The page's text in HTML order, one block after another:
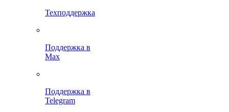
Техподдержка
Поддержка в
Max
Поддержка в
Telegram